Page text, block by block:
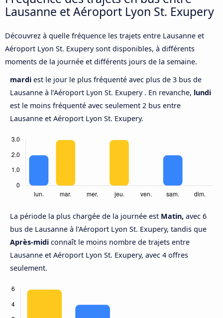
Lausanne et Aéroport Lyon St. Exupery
Découvrez à quelle fréquence les trajets entre Lausanne et
Aéroport Lyon St. Exupery sont disponibles, à différents
moments de la journée et différents jours de la semaine.
mardi est le jour le plus fréquenté avec plus de 3 bus de
Lausanne à l’Aéroport Lyon St. Exupery . En revanche, lundi
est le moins fréquenté avec seulement 2 bus entre
Lausanne et Aéroport Lyon St. Exupery.
La période la plus chargée de la journée est Matin, avec 6
bus de Lausanne à l’Aéroport Lyon St. Exupery, tandis que
Après-midi connaît le moins nombre de trajets entre
Lausanne et Aéroport Lyon St. Exupery, avec 4 offres
seulement.